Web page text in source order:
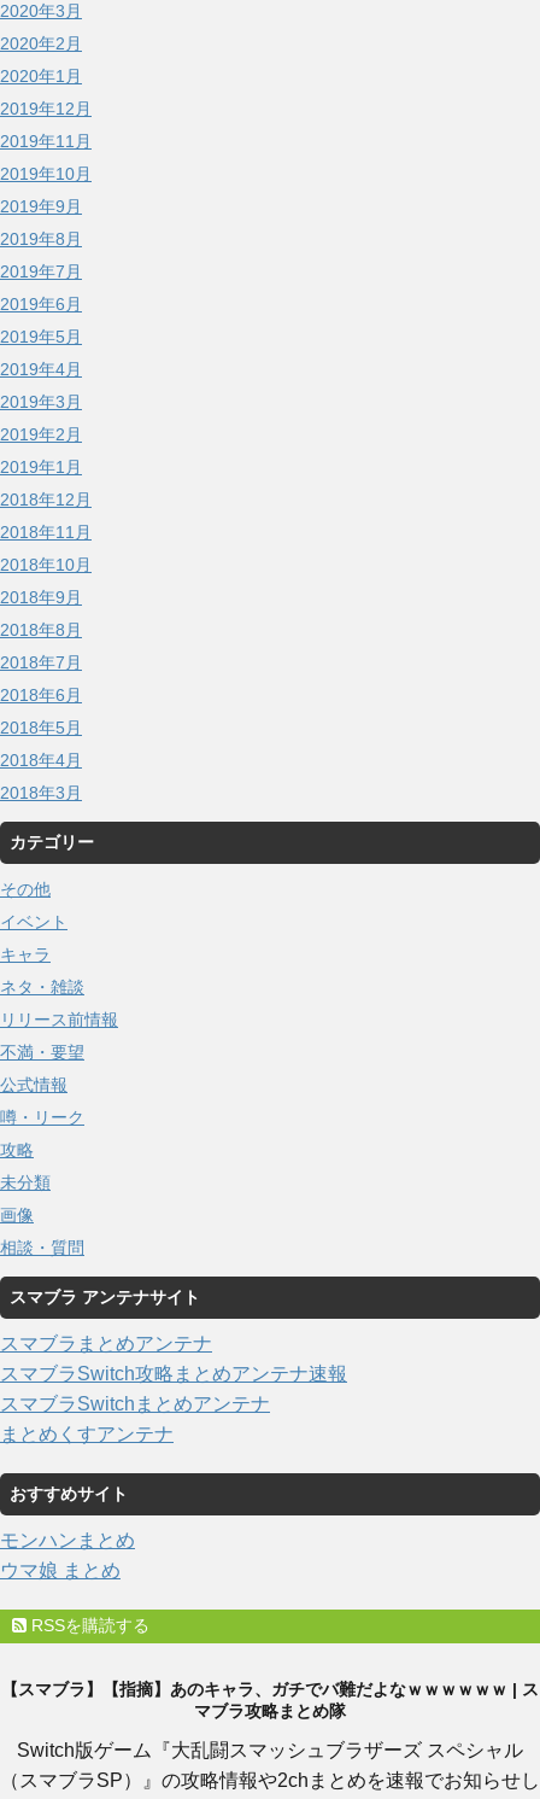
2020年3月
2020年2月
2020年1月
2019年12月
2019年11月
2019年10月
2019年9月
2019年8月
2019年7月
2019年6月
2019年5月
2019年4月
2019年3月
2019年2月
2019年1月
2018年12月
2018年11月
2018年10月
2018年9月
2018年8月
2018年7月
2018年6月
2018年5月
2018年4月
2018年3月
カテゴリー
その他
イベント
キャラ
ネタ・雑談
リリース前情報
不満・要望
公式情報
噂・リーク
攻略
未分類
画像
相談・質問
スマブラ アンテナサイト
スマブラまとめアンテナ
スマブラSwitch攻略まとめアンテナ速報
スマブラSwitchまとめアンテナ
まとめくすアンテナ
おすすめサイト
モンハンまとめ
ウマ娘 まとめ
RSSを購読する
【スマブラ】【指摘】あのキャラ、ガチでバ難だよなｗｗｗｗｗｗ | ス
マブラ攻略まとめ隊
Switch版ゲーム『大乱闘スマッシュブラザーズ スペシャル
（スマブラSP）』の攻略情報や2chまとめを速報でお知らせし